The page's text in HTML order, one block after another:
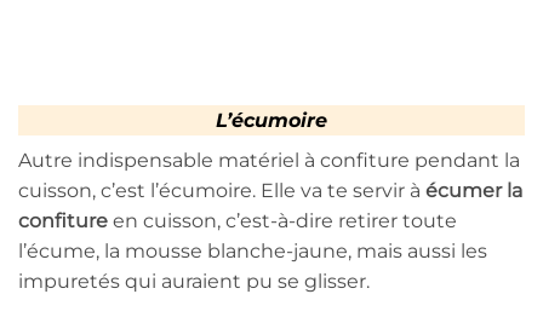
L’écumoire
Autre indispensable matériel à confiture pendant la
cuisson, c’est l’écumoire. Elle va te servir à écumer la
confiture en cuisson, c’est-à-dire retirer toute
l’écume, la mousse blanche-jaune, mais aussi les
impuretés qui auraient pu se glisser.